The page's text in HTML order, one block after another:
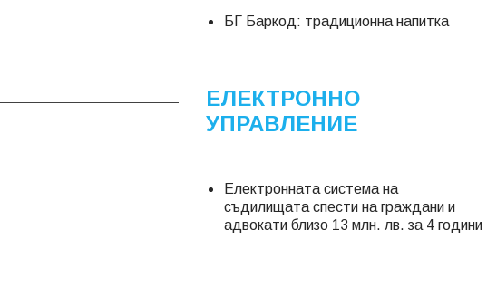
БГ Баркод: традиционна напитка
ЕЛЕКТРОННО
УПРАВЛЕНИЕ
Електронната система на
съдилищата спести на граждани и
адвокати близо 13 млн. лв. за 4 години